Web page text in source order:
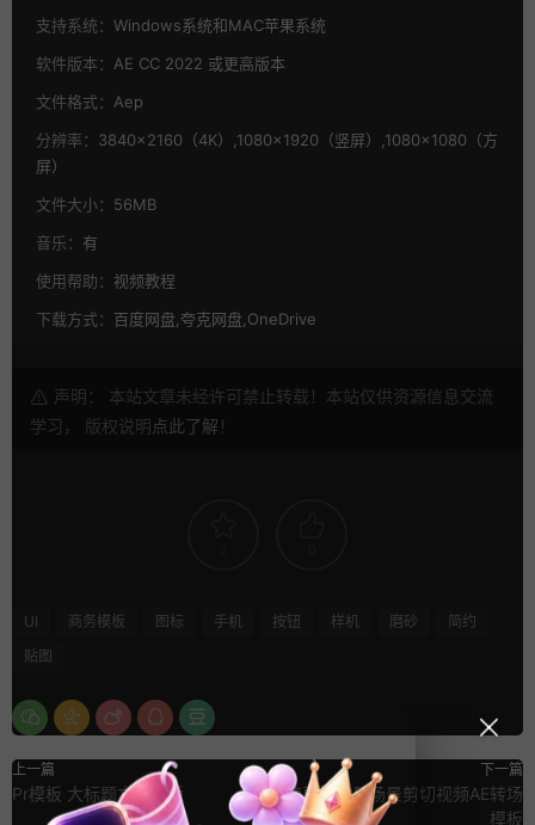
支持系统： Windows系统和MAC苹果系统
软件版本： AE CC 2022 或更高版本
文件格式： Aep
分辨率： 3840×2160（4K）,1080×1920（竖屏）,1080×1080（方
屏）
文件大小： 56MB
音乐： 有
使用帮助： 视频教程
下载方式： 百度网盘,夸克网盘,OneDrive
声明： 本站文章未经许可禁止转载！本站仅供资源信息交流
学习， 版权说明点此了解 ！
UI 商务模板 图标 手机 按钮 样机 磨砂
简约
贴图
上一篇
Pr模板 大标题文字排版
下一篇
快速更换背景场景剪切视频AE转场
模板